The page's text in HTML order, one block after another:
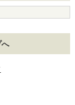
へ